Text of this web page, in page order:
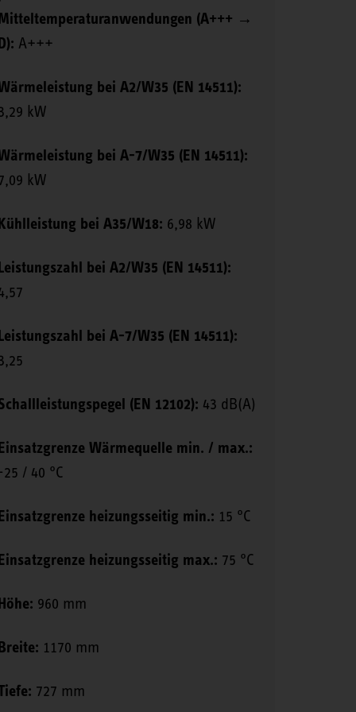
(A+++ →
A+++
bei A2/W35 (EN 14511):
kW
bei A-7/W35 (EN 14511):
kW
bei A35/W18: 6,98 kW
bei A2/W35 (EN 14511):
bei A-7/W35 (EN 14511):
(EN 12102): 43 dB(A)
Wärmequelle min. / max.:
/ 40 °C
heizungsseitig min.: 15 °C
heizungsseitig max.: 75 °C
960 mm
1170 mm
727 mm